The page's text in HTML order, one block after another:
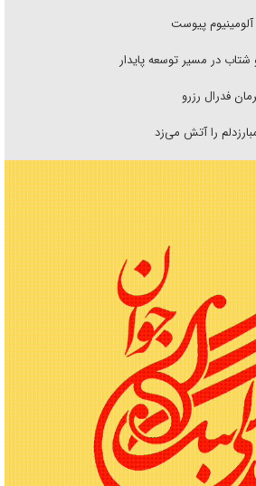
پیوست
شتاب در مسیر توسعه پایدار
فدرال رزرو
را آتش می‌زد